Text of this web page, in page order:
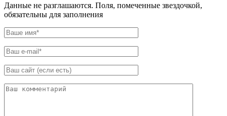
Данные не разглашаются. Поля, помеченные звездочкой,
обязательны для заполнения